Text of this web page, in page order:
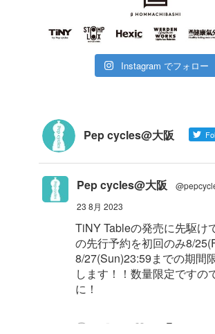
Instagram でフォロー
Pep cycles@大阪
Pep cycles@大阪
23 8月 2023
TiNY Tableの発売に先駆け
の先行予約を初回のみ8/
8/27(Sun)23:59までの期間
します！！数量限定ですの
に！
Twitter